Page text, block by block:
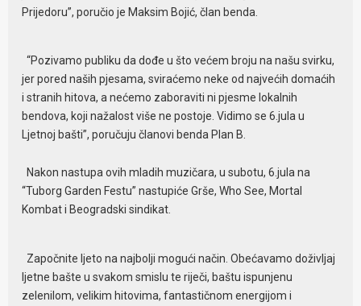
Prijedoru”, poručio je Maksim Bojić, član benda.
“Pozivamo publiku da dođe u što većem broju na našu svirku,
jer pored naših pjesama, sviraćemo neke od najvećih domaćih
i stranih hitova, a nećemo zaboraviti ni pjesme lokalnih
bendova, koji nažalost više ne postoje. Vidimo se 6.jula u
Ljetnoj bašti”, poručuju članovi benda Plan B.
Nakon nastupa ovih mladih muzičara, u subotu, 6.jula na
“Tuborg Garden Festu” nastupiće Grše, Who See, Mortal
Kombat i Beogradski sindikat.
Započnite ljeto na najbolji mogući način. Obećavamo doživljaj
ljetne bašte u svakom smislu te riječi, baštu ispunjenu
zelenilom, velikim hitovima, fantastičnom energijom i